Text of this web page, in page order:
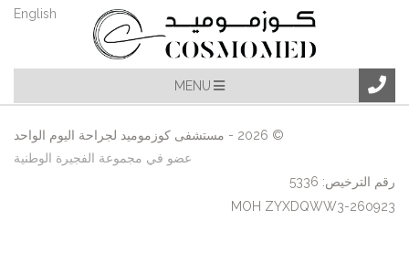
MENU
English
© 2026 - مستشفى كوزموميد لجراحة اليوم الواحد
عضو في مجموعة الفجيرة الوطنية
رقم الترخيص: 5336
MOH ZYXDQWW3-260923